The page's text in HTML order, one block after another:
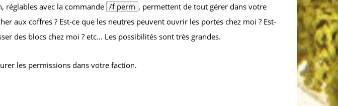
réglables avec la commande /f perm , permettent de tout gérer dans votre
aux coffres ? Est-ce que les neutres peuvent ouvrir les portes chez moi ? Est-
des blocs chez moi ? etc... Les possibilités sont très grandes.
les permissions dans votre faction.